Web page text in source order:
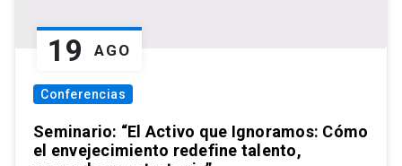
19 AGO
Conferencias
Seminario: “El Activo que Ignoramos: Cómo
el envejecimiento redefine talento,